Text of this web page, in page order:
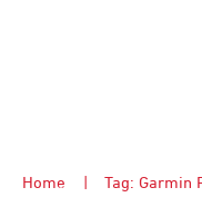
Home Tag: Garmin